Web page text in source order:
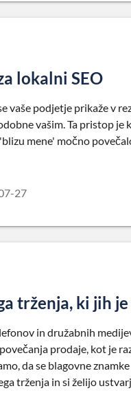
lokalni SEO
vaše podjetje prikaže v
vašim. Ta pristop
mene' močno
27
trženja, ki jih
in družabnih
prodaje, kot je
da se blagovne
trženja in si želijo